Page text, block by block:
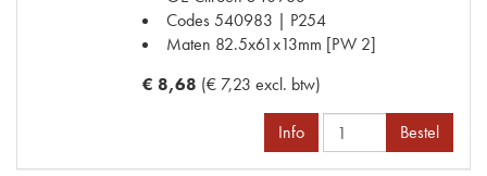
Codes540983 | P254
Maten 82.5x61x13mm [PW 2]
€ 8,68 (€ 7,23 excl. btw)
Info Bestel